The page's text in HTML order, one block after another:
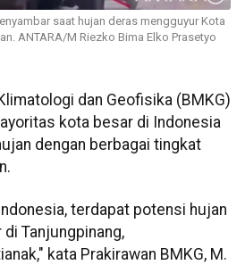
saat hujan deras mengguyur Kota
ANTARA/M Riezko Bima Elko Prasetyo
dan Geofisika (BMKG)
kota besar di Indonesia
dengan berbagai tingkat
terdapat potensi hujan
Tanjungpinang,
kata Prakirawan BMKG, M.